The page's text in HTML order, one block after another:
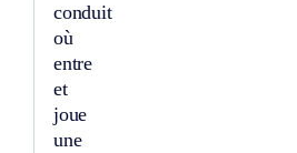
conduit
où
entre
et
joue
une